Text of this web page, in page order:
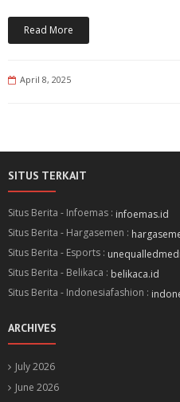
Read More
April 8, 2025
SITUS TERKAIT
Situs Berita - Infoemas : infoemas.id
Situs Berita - Hargasemen :
Situs Berita - Esports :
Situs Berita - Belikaca : belikaca.id
Situs Berita - Indonesiafashion :
ARCHIVES
July 2026
June 2026